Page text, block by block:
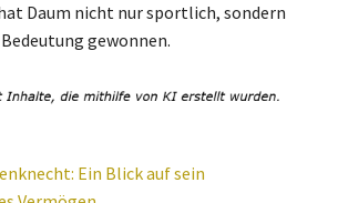
Daum nicht nur sportlich, sondern
gewonnen.
Ein Blick auf sein